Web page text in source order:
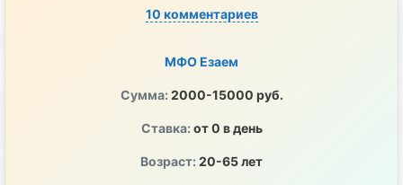
10 комментариев
МФО Езаем
Сумма: 2000-15000 руб.
Ставка: от 0 в день
Возраст: 20-65 лет